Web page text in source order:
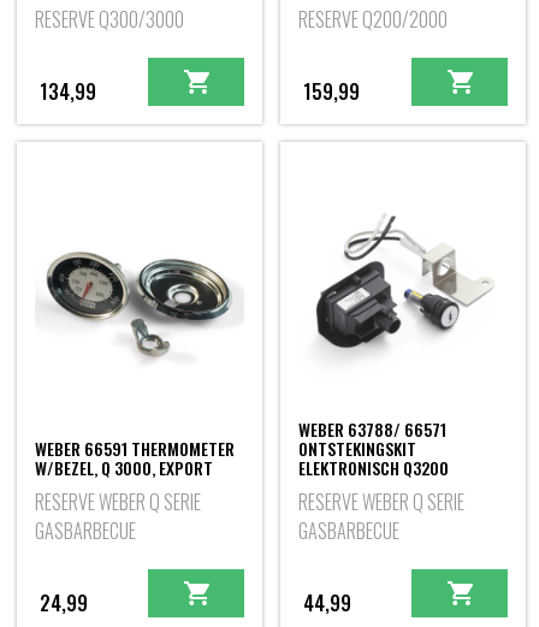
RESERVE Q300/3000
134,99
RESERVE Q200/2000
159,99
WEBER 66591 THERMOMETER
W/BEZEL, Q 3000, EXPORT
RESERVE WEBER Q SERIE
GASBARBECUE
24,99
WEBER 63788/ 66571
ONTSTEKINGSKIT
ELEKTRONISCH Q3200
RESERVE WEBER Q SERIE
GASBARBECUE
44,99